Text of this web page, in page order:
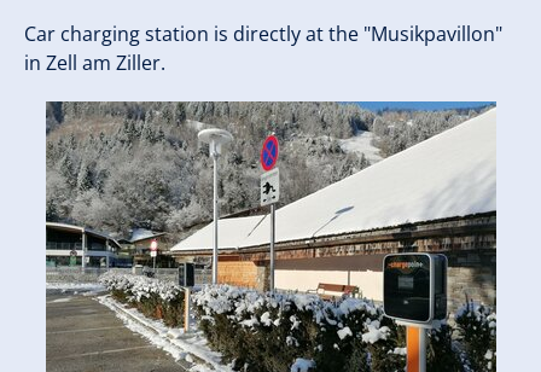
Car charging station is directly at the "Musikpavillon"
in Zell am Ziller.